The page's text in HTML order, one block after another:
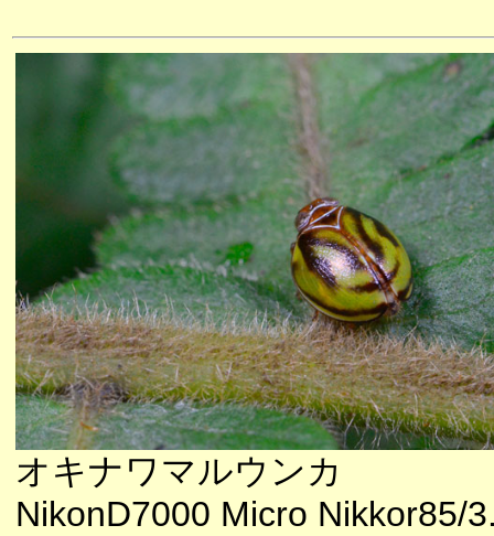
オキナワマルウンカ
NikonD7000 Micro Nikkor85/